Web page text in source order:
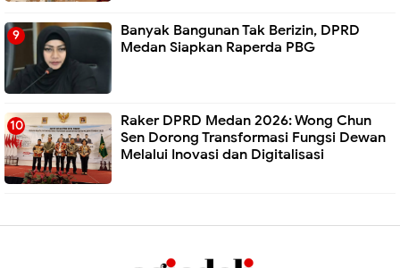
Banyak Bangunan Tak Berizin, DPRD
Medan Siapkan Raperda PBG
Raker DPRD Medan 2026: Wong Chun
Sen Dorong Transformasi Fungsi Dewan
Melalui Inovasi dan Digitalisasi